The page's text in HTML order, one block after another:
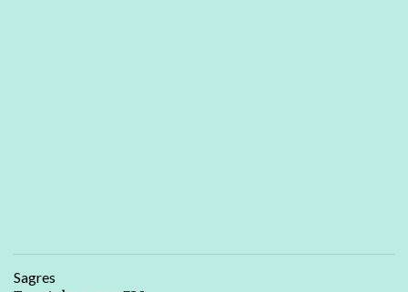
Sagres